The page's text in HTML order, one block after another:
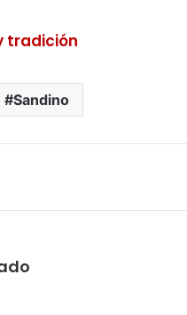
tradición
Sandino